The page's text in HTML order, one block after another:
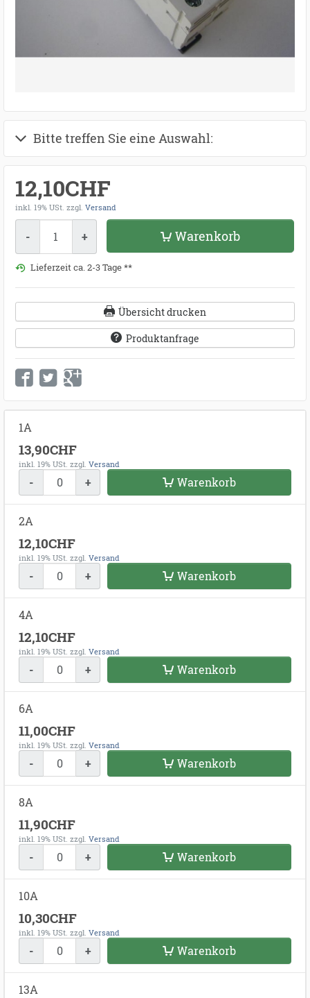
Bitte treffen Sie eine Auswahl:
12,10CHF
inkl. 19% USt. zzgl. Versand
- + Warenkorb
Lieferzeit ca. 2-3 Tage **
Übersicht drucken
Produktanfrage
1A
13,90CHF
inkl. 19% USt. zzgl. Versand
- + Warenkorb
2A
12,10CHF
inkl. 19% USt. zzgl. Versand
- + Warenkorb
4A
12,10CHF
inkl. 19% USt. zzgl. Versand
- + Warenkorb
6A
11,00CHF
inkl. 19% USt. zzgl. Versand
- + Warenkorb
8A
11,90CHF
inkl. 19% USt. zzgl. Versand
- + Warenkorb
10A
10,30CHF
inkl. 19% USt. zzgl. Versand
- + Warenkorb
13A